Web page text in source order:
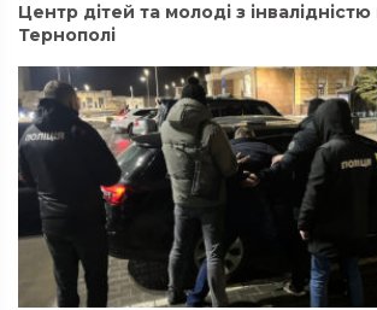
Центр дітей та молоді з
Тернополі